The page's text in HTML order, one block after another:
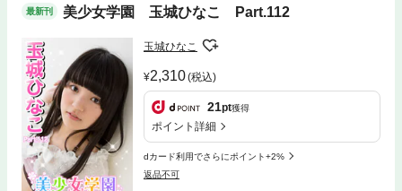
最新刊 美少女学園 玉城ひなこ Part.112
玉城ひなこ
2,310(税込)
21pt獲得
ポイント詳細
dカード利用でさらにポイント+2%
返品不可